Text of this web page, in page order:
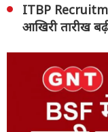
ITBP
आखिरी तारीख